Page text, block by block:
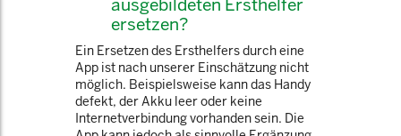
ausgebildeten Ersthelfer
ersetzen?
Ein Ersetzen des Ersthelfers durch eine
App ist nach unserer Einschätzung nicht
möglich. Beispielsweise kann das Handy
defekt, der Akku leer oder keine
Internetverbindung vorhanden sein. Die